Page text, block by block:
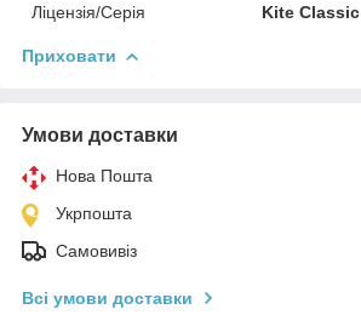
Ліцензія/Серія
Kite Classic
Приховати
Умови доставки
Нова Пошта
Укрпошта
Самовивіз
Всі умови доставки